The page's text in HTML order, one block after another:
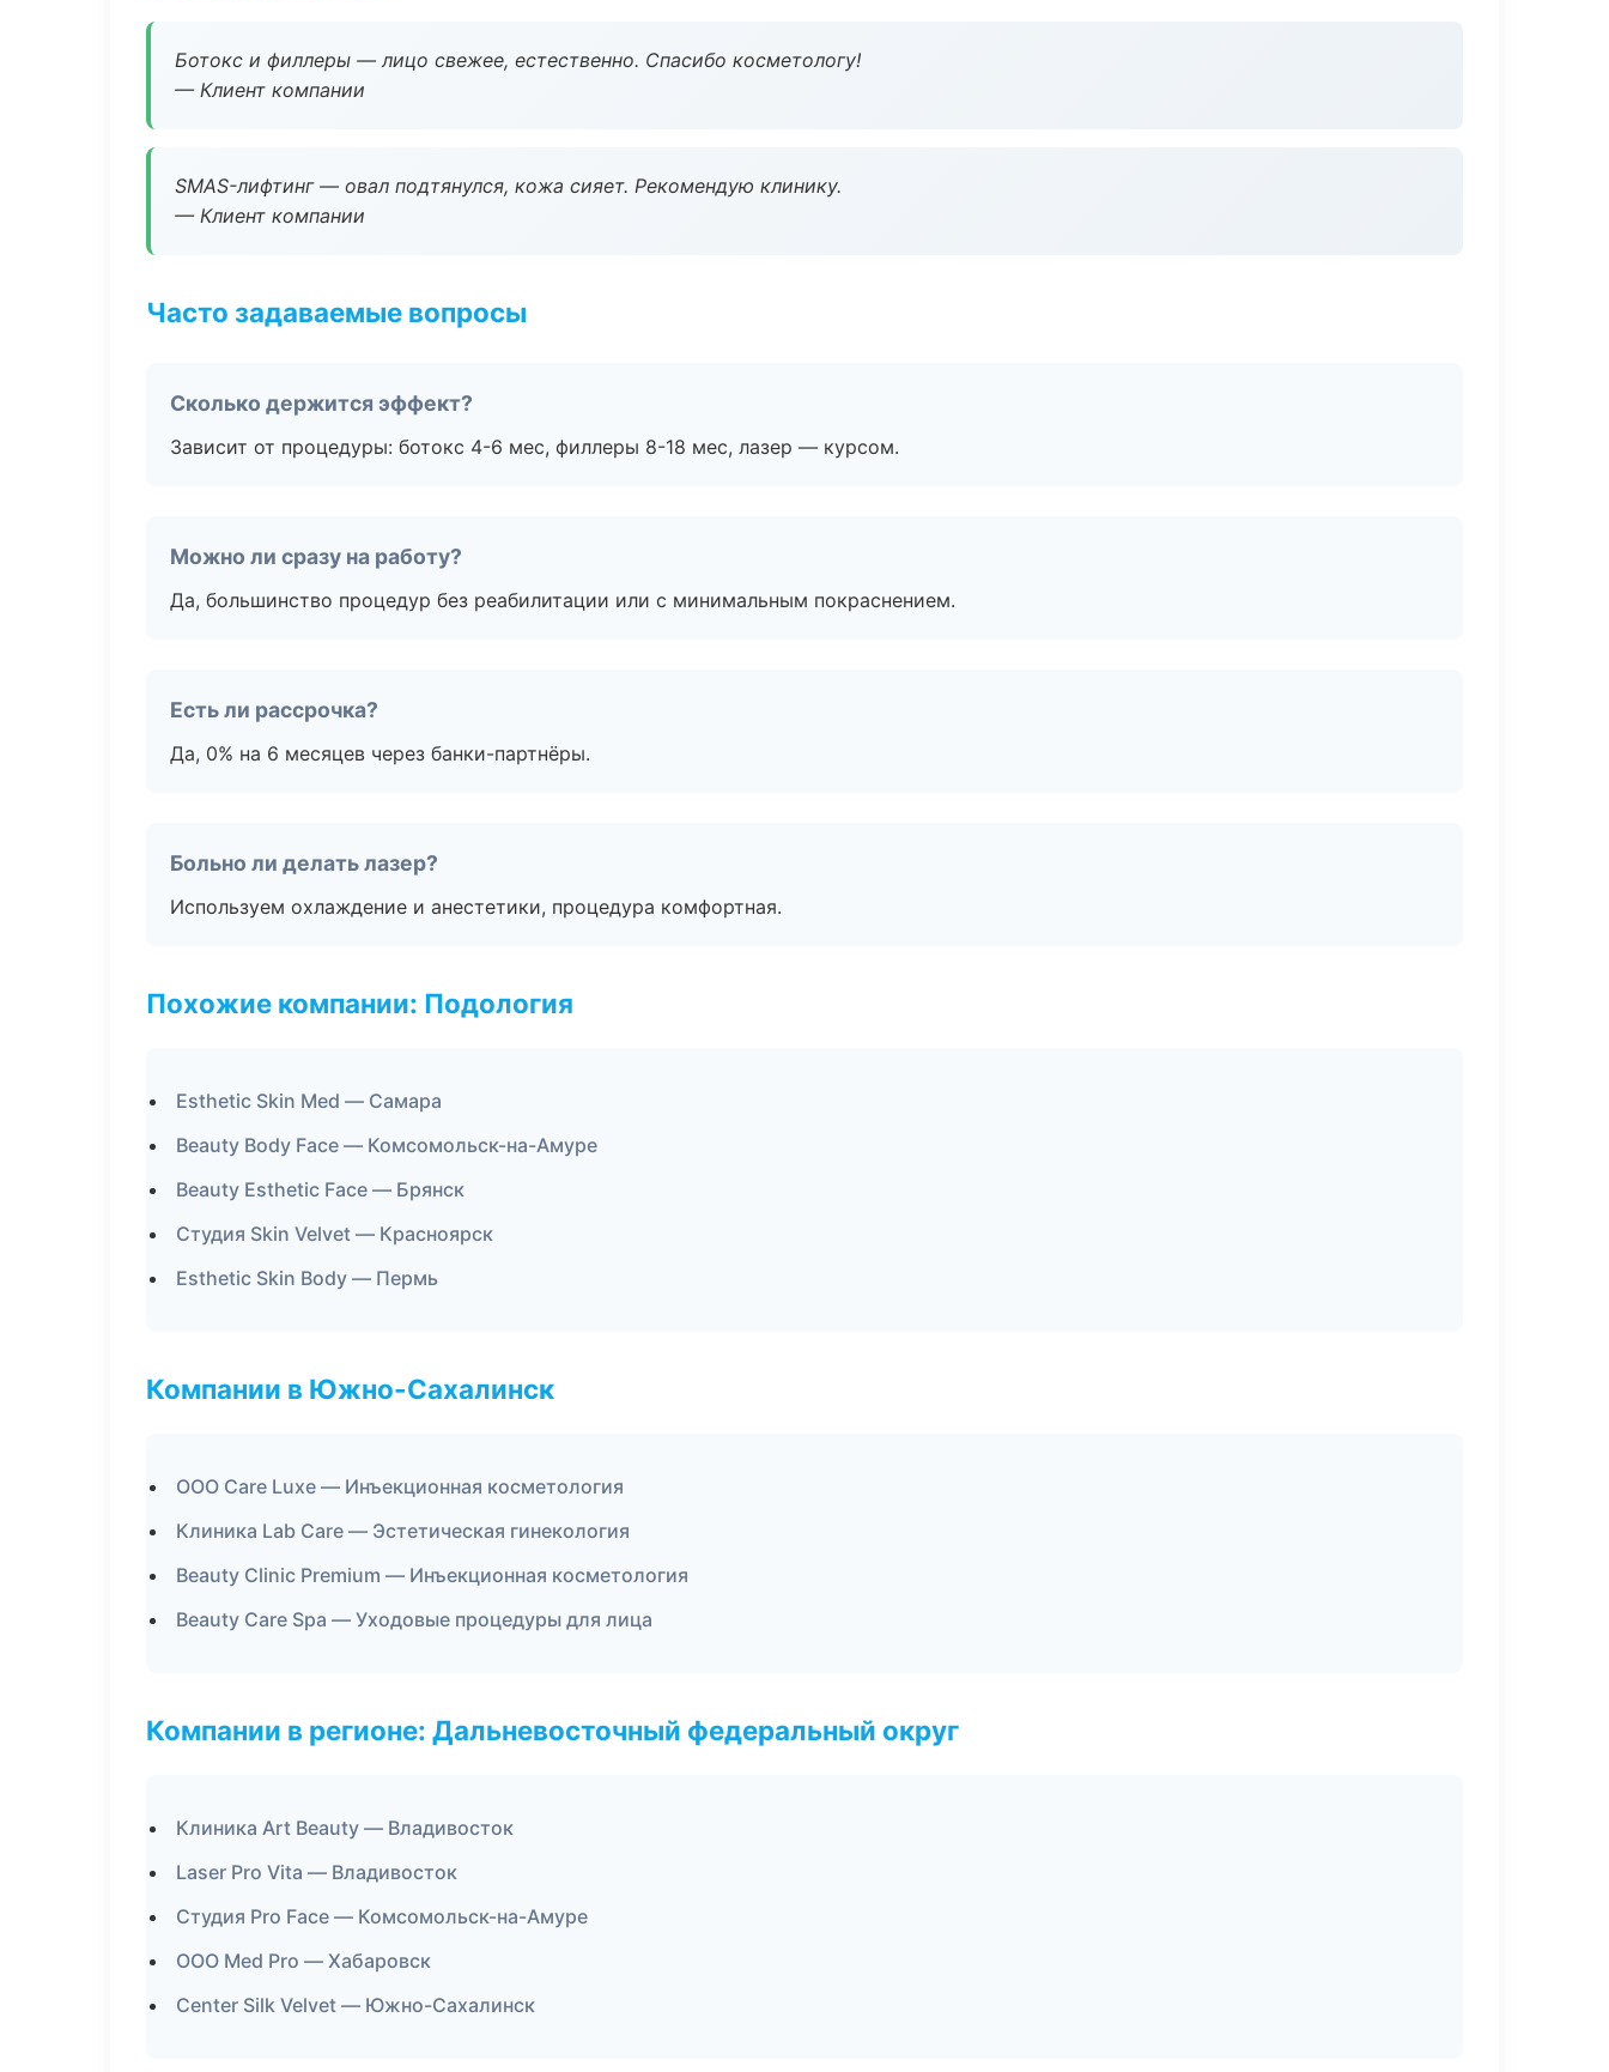
Ботокс и филлеры — лицо свежее, естественно. Спасибо косметологу!
— Клиент компании
SMAS-лифтинг — овал подтянулся, кожа сияет. Рекомендую клинику.
— Клиент компании
Часто задаваемые вопросы
Сколько держится эффект?
Зависит от процедуры: ботокс 4-6 мес, филлеры 8-18 мес, лазер — курсом.
Можно ли сразу на работу?
Да, большинство процедур без реабилитации или с минимальным покраснением.
Есть ли рассрочка?
Да, 0% на 6 месяцев через банки-партнёры.
Больно ли делать лазер?
Используем охлаждение и анестетики, процедура комфортная.
Похожие компании: Подология
Esthetic Skin Med — Самара
Beauty Body Face — Комсомольск-на-Амуре
Beauty Esthetic Face — Брянск
Студия Skin Velvet — Красноярск
Esthetic Skin Body — Пермь
Компании в Южно-Сахалинск
ООО Care Luxe — Инъекционная косметология
Клиника Lab Care — Эстетическая гинекология
Beauty Clinic Premium — Инъекционная косметология
Beauty Care Spa — Уходовые процедуры для лица
Компании в регионе: Дальневосточный федеральный округ
Клиника Art Beauty — Владивосток
Laser Pro Vita — Владивосток
Студия Pro Face — Комсомольск-на-Амуре
ООО Med Pro — Хабаровск
Center Silk Velvet — Южно-Сахалинск